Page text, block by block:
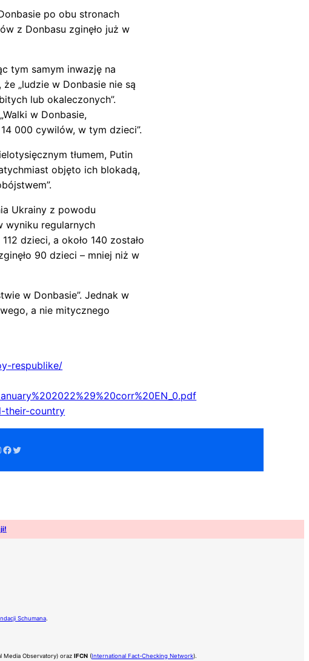
po obu stronach
z Donbasu zginęło już w
tym samym inwazję na
„ludzie w Donbasie nie są
lub okaleczonych”.
w Donbasie,
000 cywilów, w tym dzieci”.
tłumem, Putin
objęto ich blokadą,
Ukrainy z powodu
wyniku regularnych
dzieci, a około 140 zostało
90 dzieci – mniej niż w
w Donbasie”. Jednak w
a nie mitycznego
respublike/
their-country
Facebook
Twitter
Schumana
Media Observatory) oraz IFCN (International Fact-Checking Network).